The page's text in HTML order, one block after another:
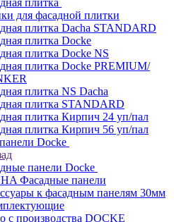
плитка
для фасадной плитки
плитка Dacha STANDARD
плитка Docke
плитка Docke NS
плитка Docke PREMIUM/
плитка NS Dacha
плитка STANDARD
плитка Кирпич 24 уп/пал
плитка Кирпич 56 уп/пал
Docke
панели Docke
Фасадные панели
к фасадным панелям 30мм
с производства DOCKE